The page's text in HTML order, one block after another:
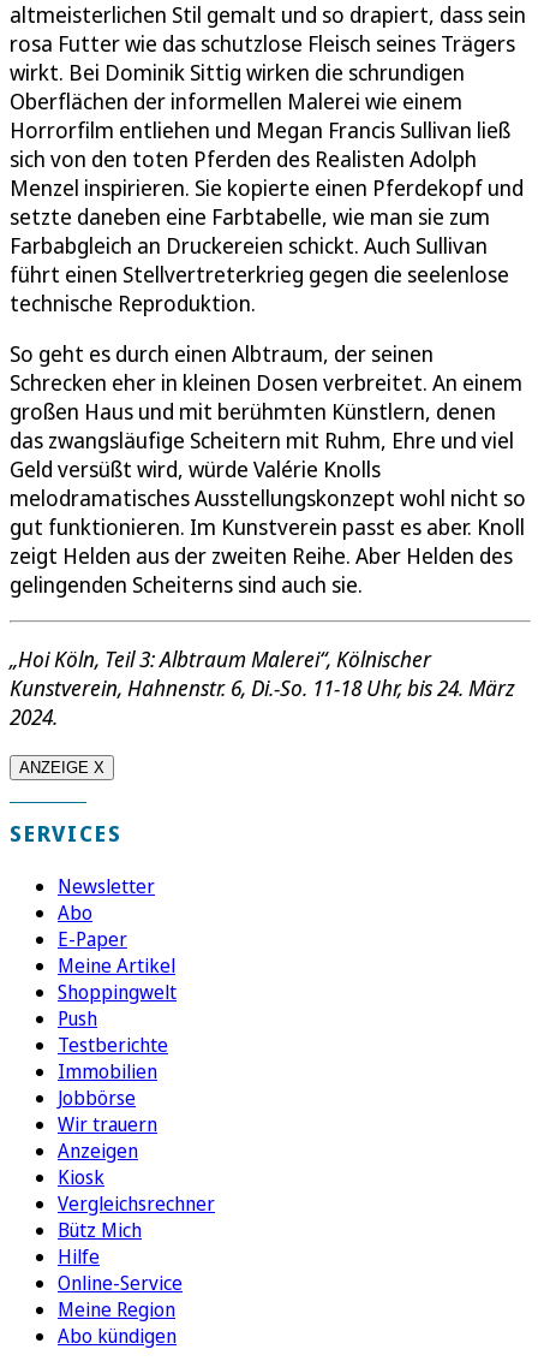
altmeisterlichen Stil gemalt und so drapiert, dass sein
rosa Futter wie das schutzlose Fleisch seines Trägers
wirkt. Bei Dominik Sittig wirken die schrundigen
Oberflächen der informellen Malerei wie einem
Horrorfilm entliehen und Megan Francis Sullivan ließ
sich von den toten Pferden des Realisten Adolph
Menzel inspirieren. Sie kopierte einen Pferdekopf und
setzte daneben eine Farbtabelle, wie man sie zum
Farbabgleich an Druckereien schickt. Auch Sullivan
führt einen Stellvertreterkrieg gegen die seelenlose
technische Reproduktion.
So geht es durch einen Albtraum, der seinen
Schrecken eher in kleinen Dosen verbreitet. An einem
großen Haus und mit berühmten Künstlern, denen
das zwangsläufige Scheitern mit Ruhm, Ehre und viel
Geld versüßt wird, würde Valérie Knolls
melodramatisches Ausstellungskonzept wohl nicht so
gut funktionieren. Im Kunstverein passt es aber. Knoll
zeigt Helden aus der zweiten Reihe. Aber Helden des
gelingenden Scheiterns sind auch sie.
„Hoi Köln, Teil 3: Albtraum Malerei“, Kölnischer
Kunstverein, Hahnenstr. 6, Di.-So. 11-18 Uhr, bis 24. März
2024.
ANZEIGE X
SERVICES
Newsletter
Abo
E-Paper
Meine Artikel
Shoppingwelt
Push
Testberichte
Immobilien
Jobbörse
Wir trauern
Anzeigen
Kiosk
Vergleichsrechner
Bütz Mich
Hilfe
Online-Service
Meine Region
Abo kündigen